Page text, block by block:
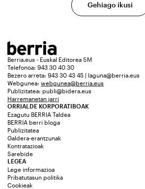
Gehiago ikusi
Berria.eus - Euskal Editorea SM
Telefonoa: 943 30 40 30
Bezero arreta: 943 30 43 45 | laguna@berria.eus
Webgunea: webgunea@berria.eus
Publizitatea: publi@bidera.eus
Harremanetan jarri
ORRIALDE KORPORATIBOAK
Ezagutu BERRIA Taldea
BERRIA berri bloga
Publizitatea
Galdera-erantzunak
Kontratazioak
Sarebide
LEGEA
Lege informazioa
Pribatutasun politika
Cookieak